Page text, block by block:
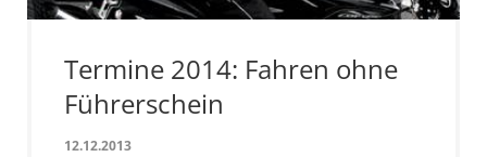
Termine 2014: Fahren ohne
Führerschein
12.12.2013